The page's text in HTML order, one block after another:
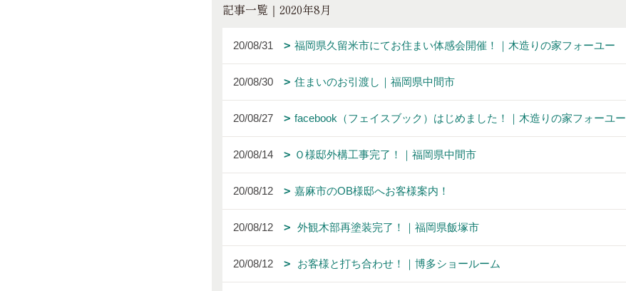
記事一覧｜2020年8月
20/08/31 福岡県久留米市にてお住まい体感会開催！｜木造りの家フォーユー
20/08/30 住まいのお引渡し｜福岡県中間市
20/08/27 facebook（フェイスブック）はじめました！｜木造りの家フォーユー
20/08/14 Ｏ様邸外構工事完了！｜福岡県中間市
20/08/12 嘉麻市のOB様邸へお客様案内！
20/08/12 外観木部再塗装完了！｜福岡県飯塚市
20/08/12 お客様と打ち合わせ！｜博多ショールーム